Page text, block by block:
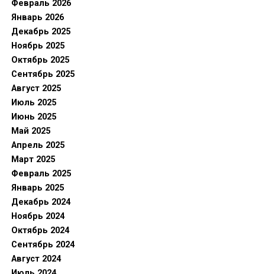
Февраль 2026
Январь 2026
Декабрь 2025
Ноябрь 2025
Октябрь 2025
Сентябрь 2025
Август 2025
Июль 2025
Июнь 2025
Май 2025
Апрель 2025
Март 2025
Февраль 2025
Январь 2025
Декабрь 2024
Ноябрь 2024
Октябрь 2024
Сентябрь 2024
Август 2024